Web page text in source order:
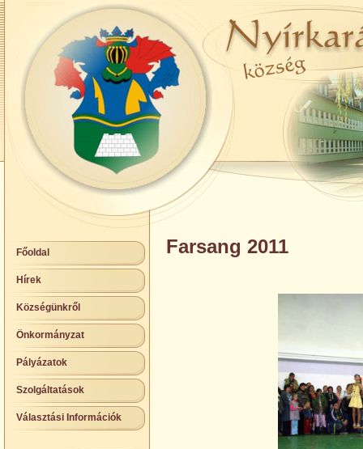
Főoldal
Hírek
Községünkről
Önkormányzat
Pályázatok
Szolgáltatások
Választási Információk
Farsang 2011